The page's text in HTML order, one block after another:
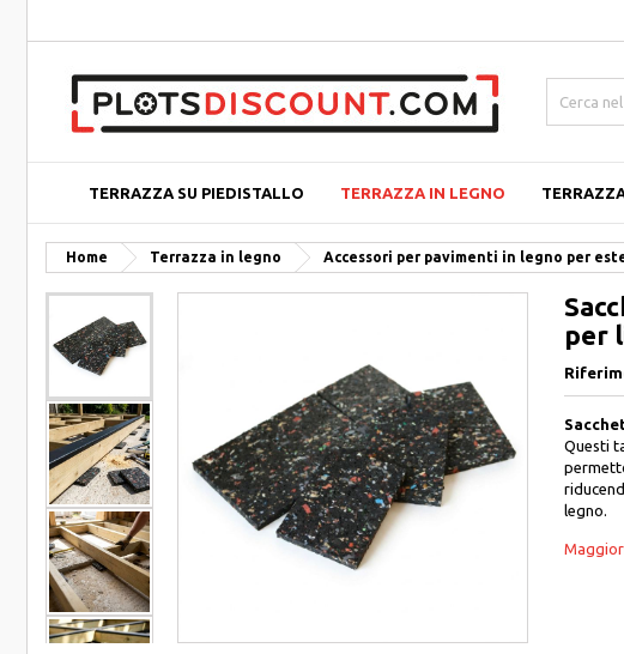
TERRAZZA SU PIEDISTALLO TERRAZZA IN LEGNO
Home Terrazza in legno Accessori per pavimenti in legno per
per
Questi
legno.